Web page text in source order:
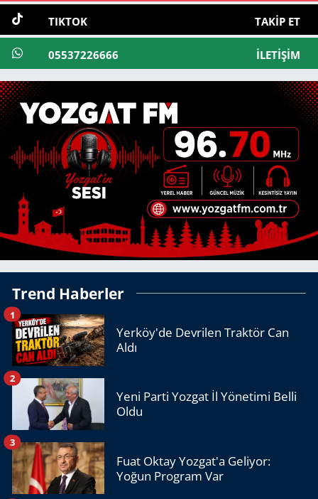
TIKTOK TAKIP ET
05537226666 İLETIŞIM
Trend Haberler
Yerköy'de Devrilen Traktör Can
Aldı
1
Yeni Parti Yozgat İl Yönetimi Belli
Oldu
2
Fuat Oktay Yozgat'a Geliyor:
Yoğun Program Var
3